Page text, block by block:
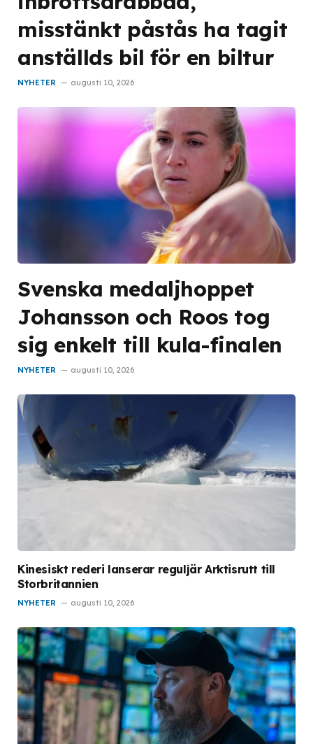
misstänkt påstås ha tagit
anställds bil för en biltur
NYHETER augusti 10, 2026
Svenska medaljhoppet
Johansson och Roos tog
sig enkelt till kula-finalen
NYHETER augusti 10, 2026
Kinesiskt rederi lanserar reguljär Arktisrutt till
Storbritannien
NYHETER augusti 10, 2026